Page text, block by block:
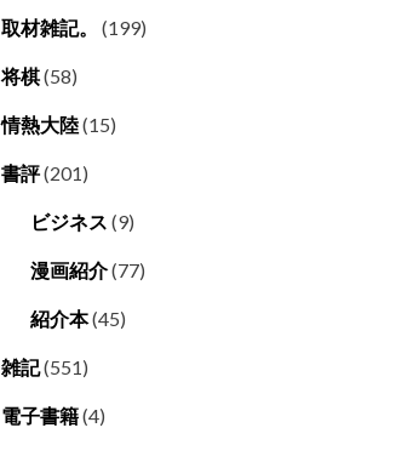
取材雑記。 (199)
将棋(58)
情熱大陸(15)
書評(201)
ビジネス (9)
漫画紹介(77)
紹介本(45)
雑記(551)
電子書籍(4)